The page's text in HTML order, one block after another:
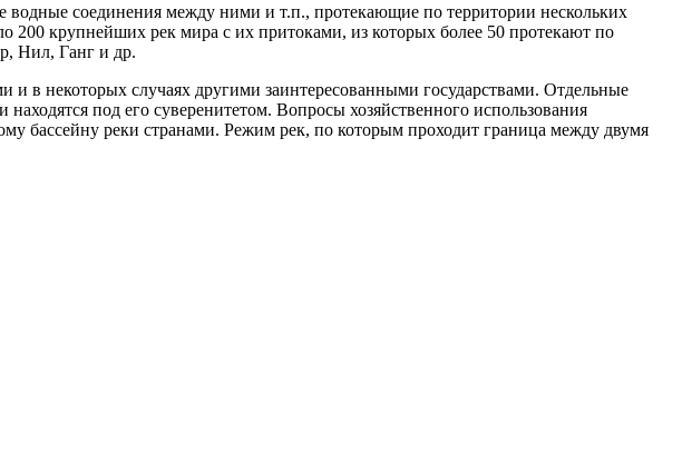
соединения между ними и т.п., протекающие по территории нескольких
200 крупнейших рек мира с их притоками, из которых более 50 протекают по
Нил, Ганг и др.
в некоторых случаях другими заинтересованными государствами. Отдельные
под его суверенитетом. Вопросы хозяйственного использования
бассейну реки странами. Режим рек, по которым проходит граница между двумя